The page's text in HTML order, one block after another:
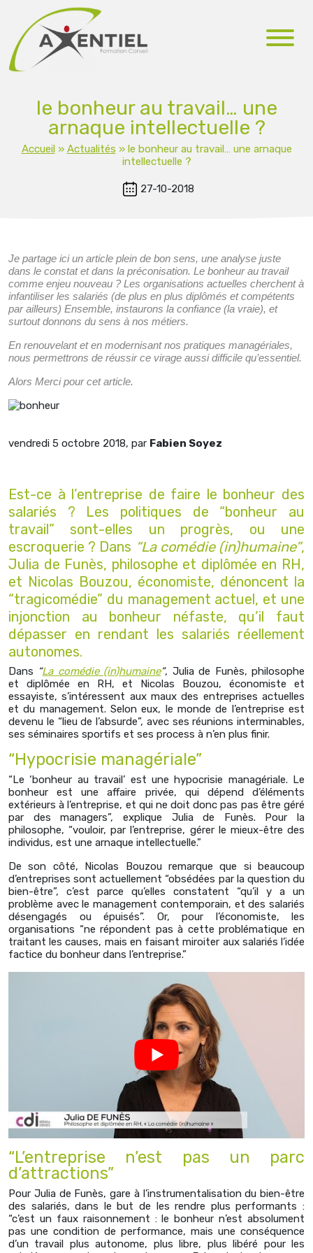
le bonheur au travail… une
arnaque intellectuelle ?
Accueil» Actualités » le bonheur au travail… une arnaque
intellectuelle ?
27-10-2018
Je partage ici un article plein de bon sens, une analyse juste
dans le constat et dans la préconisation. Le bonheur au travail
comme enjeu nouveau ? Les organisations actuelles cherchent à
infantiliser les salariés (de plus en plus diplômés et compétents
par ailleurs) Ensemble, instaurons la confiance (la vraie), et
surtout donnons du sens à nos métiers.
En renouvelant et en modernisant nos pratiques managériales,
nous permettrons de réussir ce virage aussi difficile qu’essentiel.
Alors Merci pour cet article.
vendredi 5 octobre 2018, par Fabien Soyez
Est-ce à l’entreprise de faire le bonheur des
salariés ? Les politiques de “bonheur au
travail” sont-elles un progrès, ou une
escroquerie ? Dans “La comédie (in)humaine”,
Julia de Funès, philosophe et diplômée en RH,
et Nicolas Bouzou, économiste, dénoncent la
“tragicomédie” du management actuel, et une
injonction au bonheur néfaste, qu’il faut
dépasser en rendant les salariés réellement
autonomes.
Dans “La comédie (in)humaine”, Julia de Funès, philosophe
et diplômée en RH, et Nicolas Bouzou, économiste et
essayiste, s’intéressent aux maux des entreprises actuelles
et du management. Selon eux, le monde de l’entreprise est
devenu le “lieu de l’absurde”, avec ses réunions interminables,
ses séminaires sportifs et ses process à n’en plus finir.
“Hypocrisie managériale”
“Le ‘bonheur au travail’ est une hypocrisie managériale. Le
bonheur est une affaire privée, qui dépend d’éléments
extérieurs à l’entreprise, et qui ne doit donc pas pas être géré
par des managers”, explique Julia de Funès. Pour la
philosophe, “vouloir, par l’entreprise, gérer le mieux-être des
individus, est une arnaque intellectuelle.”
De son côté, Nicolas Bouzou remarque que si beaucoup
d’entreprises sont actuellement “obsédées par la question du
bien-être”, c’est parce qu’elles constatent “qu’il y a un
problème avec le management contemporain, et des salariés
désengagés ou épuisés”. Or, pour l’économiste, les
organisations “ne répondent pas à cette problématique en
traitant les causes, mais en faisant miroiter aux salariés l’idée
factice du bonheur dans l’entreprise.”
“L’entreprise n’est pas un parc
d’attractions”
Pour Julia de Funès, gare à l’instrumentalisation du bien-être
des salariés, dans le but de les rendre plus performants :
“c’est un faux raisonnement : le bonheur n’est absolument
pas une condition de performance, mais une conséquence
d’un travail plus autonome, plus libre, plus libéré pour les